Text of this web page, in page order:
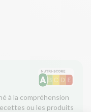
à la compréhension
ou les produits